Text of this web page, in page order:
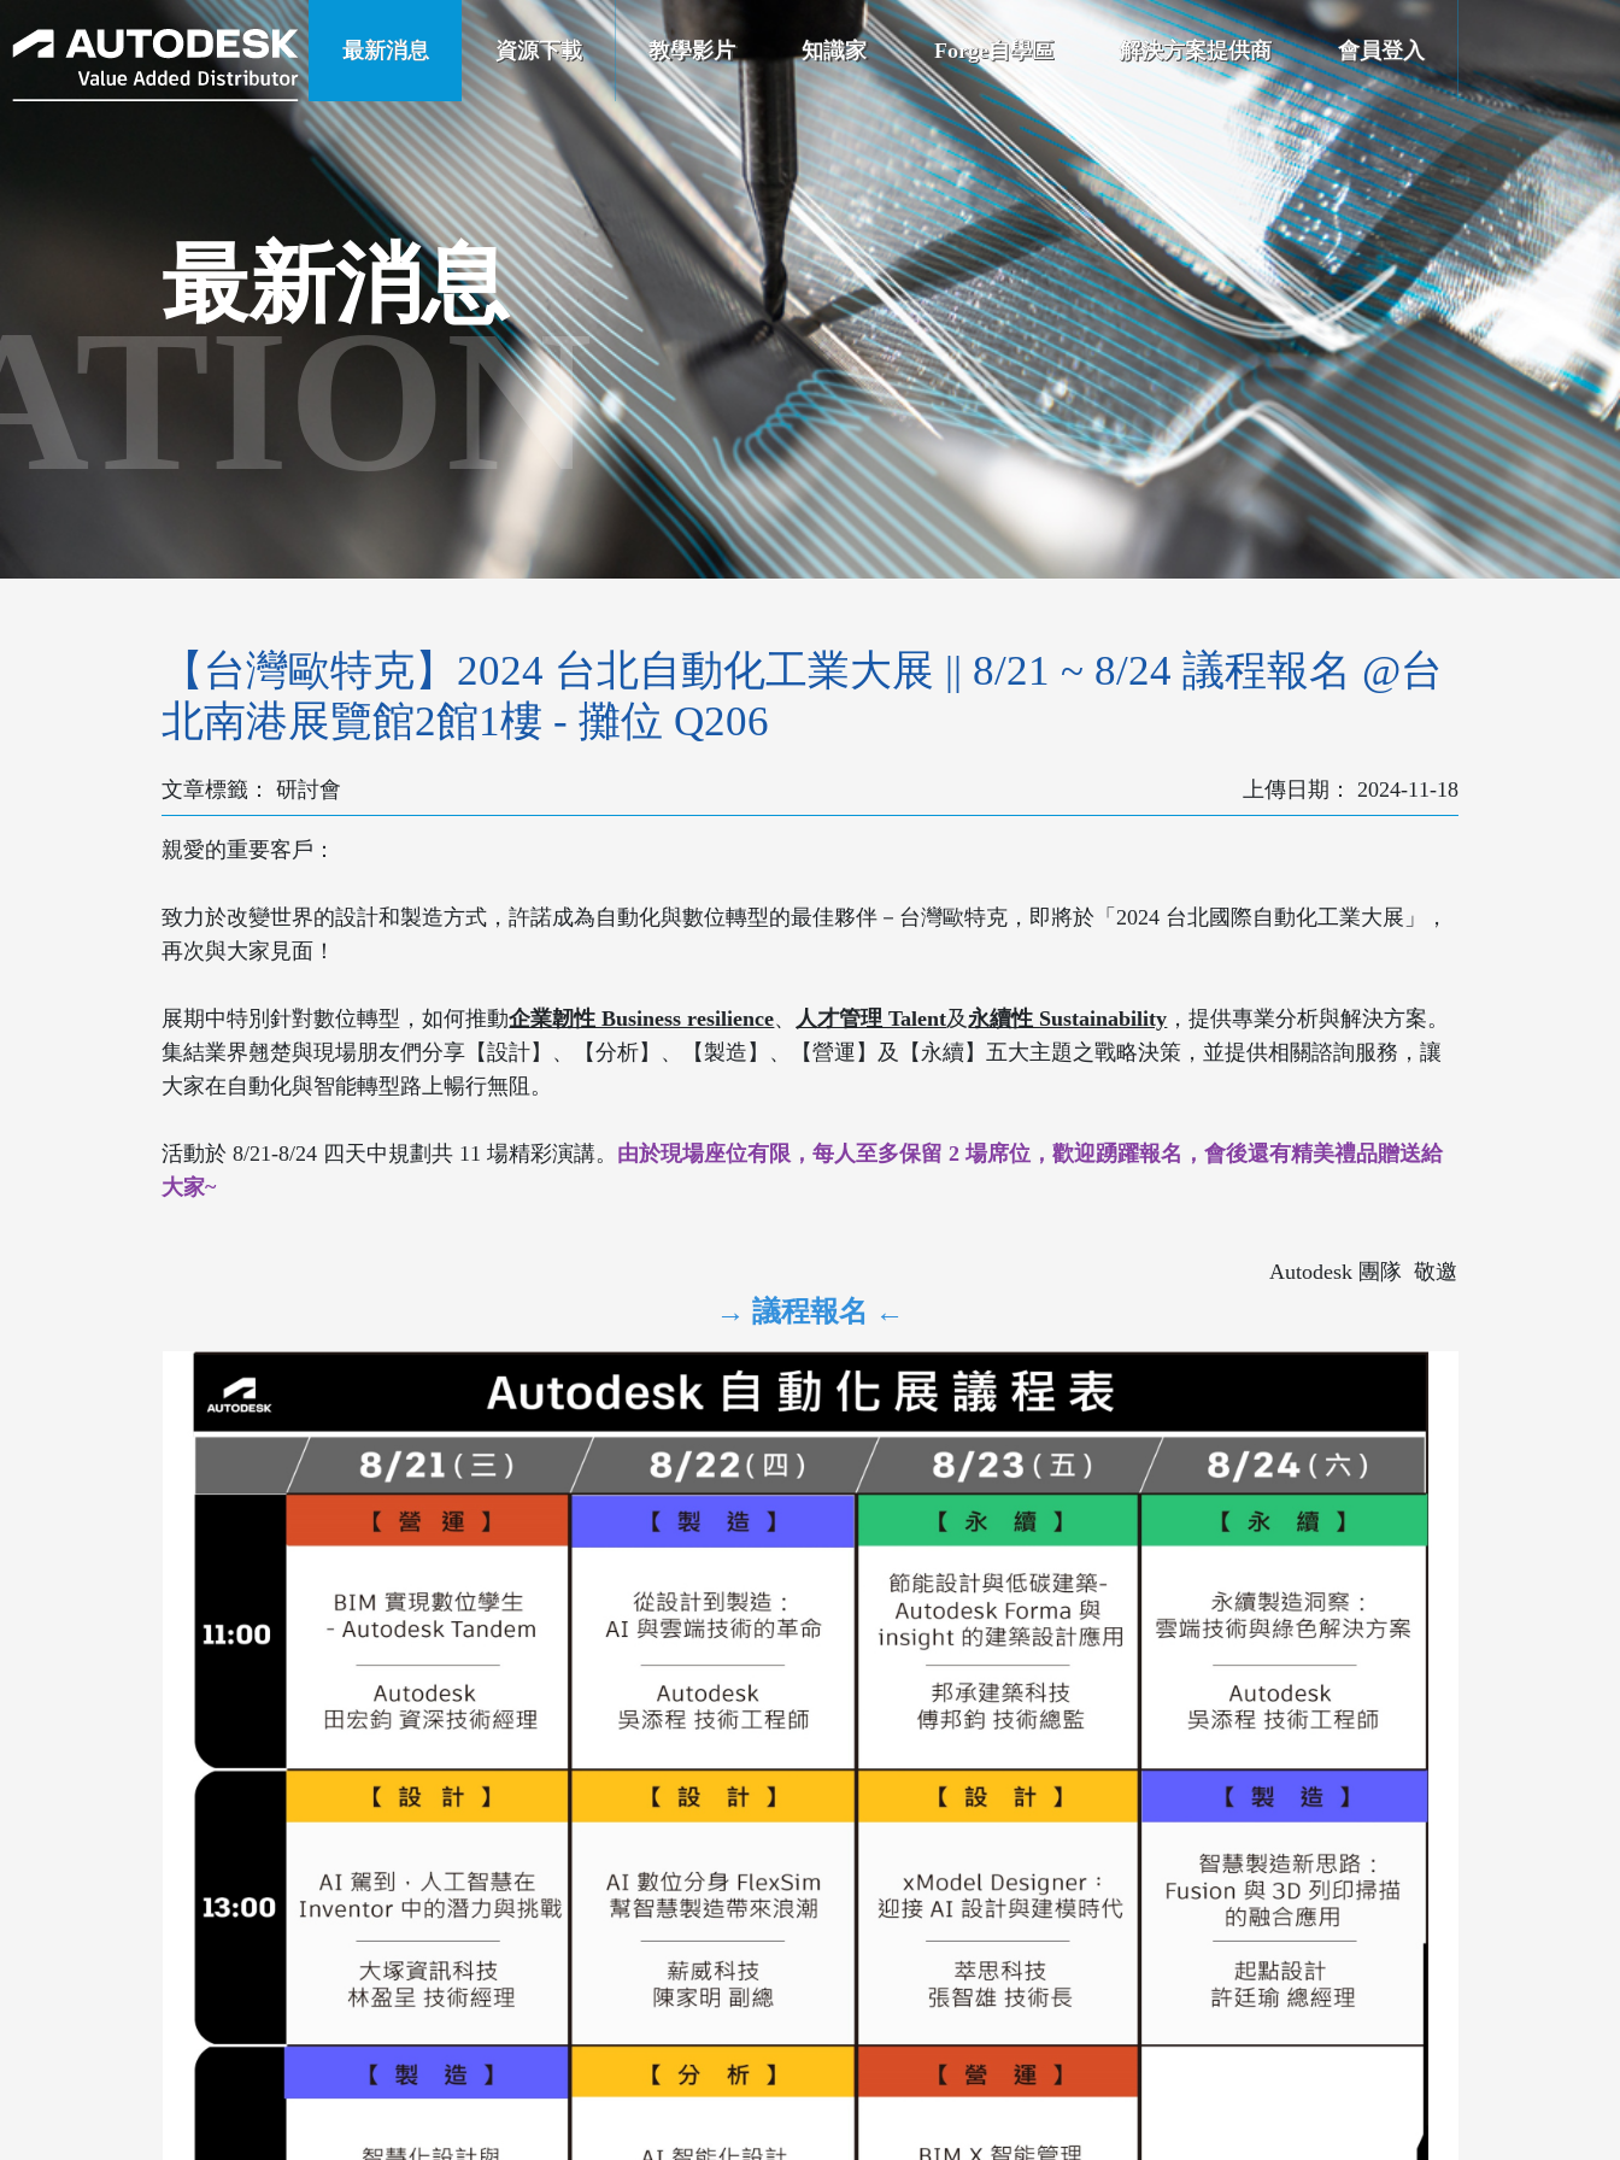
最新消息 資源下載 教學影片 知識家 Forge自學區 解決方案提供商 會員登入
最新消息
【台灣歐特克】2024 台北自動化工業大展 || 8/21 ~ 8/24 議程報名 @台
北南港展覽館2館1樓 - 攤位 Q206
研討會 2024-11-18
親愛的重要客戶：
致力於改變世界的設計和製造方式，許諾成為自動化與數位轉型的最佳夥伴－台灣歐特克，即將於「2024 台北國際自動化工業大展」，
再次與大家見面！
展期中特別針對數位轉型，如何推動企業韌性 Business resilience、 人才管理 Talent及永續性 Sustainability ，提供專業分析與解決方案。
集結業界翹楚與現場朋友們分享【設計】、【分析】、【製造】、【營運】及【永續】五大主題之戰略決策，並提供相關諮詢服務，讓
大家在自動化與智能轉型路上暢行無阻。
活動於 8/21-8/24 四天中規劃共 11 場精彩演講。 由於現場座位有限，每人至多保留 2 場席位，歡迎踴躍報名，會後還有精美禮品贈送給
大家~
Autodesk 團隊 敬邀
→ 議程報名 ←